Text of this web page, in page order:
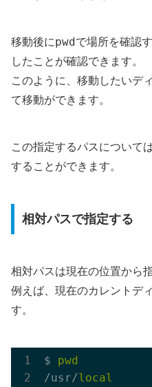
移動後にpwdで場所を確認す
したことが確認できます。
このように、移動したいデ
て移動ができます。
この指定するパスについて
することができます。
相対パスで指定する
相対パスは現在の位置から
例えば、現在のカレントデ
す。
$ pwd
/usr/local